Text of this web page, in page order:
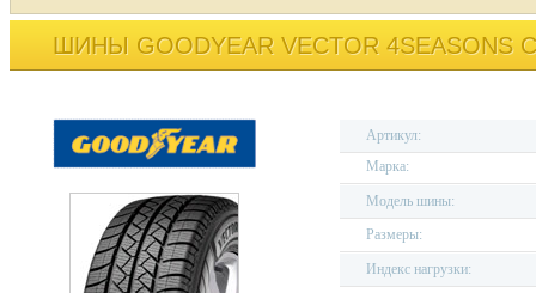
ШИНЫ GOODYEAR VECTOR 4SEASONS
Артикул:
Марка:
Модель шины:
Размеры:
Индекс нагрузки: